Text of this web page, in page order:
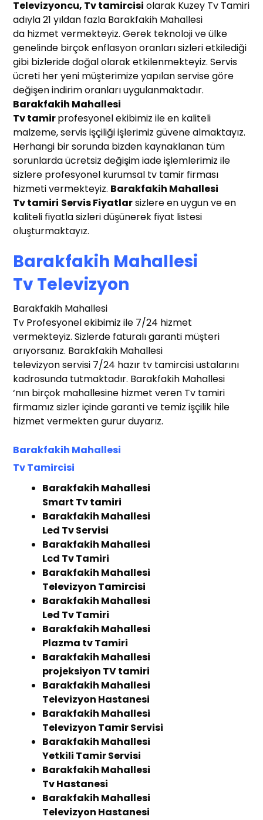
Televizyoncu, Tv tamircisi olarak Kuzey Tv Tamiri
adıyla 21 yıldan fazla Barakfakih Mahallesi
da hizmet vermekteyiz. Gerek teknoloji ve ülke
genelinde birçok enflasyon oranları sizleri etkilediği
gibi bizleride doğal olarak etkilenmekteyiz. Servis
ücreti her yeni müşterimize yapılan servise göre
değişen indirim oranları uygulanmaktadır.
Barakfakih Mahallesi
Tv tamirprofesyonel ekibimiz ile en kaliteli
malzeme, servis işçiliği işlerimiz güvene almaktayız.
Herhangi bir sorunda bizden kaynaklanan tüm
sorunlarda ücretsiz değişim iade işlemlerimiz ile
sizlere profesyonel kurumsal tv tamir firması
hizmeti vermekteyiz. Barakfakih Mahallesi
Tv tamiri Servis Fiyatlarsizlere en uygun ve en
kaliteli fiyatla sizleri düşünerek fiyat listesi
oluşturmaktayız.
Barakfakih Mahallesi
Tv Televizyon
Barakfakih Mahallesi
Tv Profesyonel ekibimiz ile 7/24 hizmet
vermekteyiz. Sizlerde faturalı garanti müşteri
arıyorsanız. Barakfakih Mahallesi
televizyon servisi 7/24 hazır tv tamircisi ustalarını
kadrosunda tutmaktadır. Barakfakih Mahallesi
‘nın birçok mahallesine hizmet veren Tv tamiri
firmamız sizler içinde garanti ve temiz işçilik hile
hizmet vermekten gurur duyarız.
Barakfakih Mahallesi
TvTamircisi
Barakfakih Mahallesi
Smart Tv tamiri
Barakfakih Mahallesi
Led Tv Servisi
Barakfakih Mahallesi
Lcd Tv Tamiri
Barakfakih Mahallesi
Televizyon Tamircisi
Barakfakih Mahallesi
Led Tv Tamiri
Barakfakih Mahallesi
Plazma tv Tamiri
Barakfakih Mahallesi
projeksiyon TV tamiri
Barakfakih Mahallesi
Televizyon Hastanesi
Barakfakih Mahallesi
Televizyon Tamir Servisi
Barakfakih Mahallesi
Yetkili Tamir Servisi
Barakfakih Mahallesi
Tv Hastanesi
Barakfakih Mahallesi
Televizyon Hastanesi